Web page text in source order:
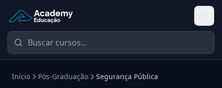
Academy Educação — Página Inicial
Início Pós-Graduação Segurança Pública